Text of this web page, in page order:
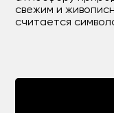
свежим и
считается